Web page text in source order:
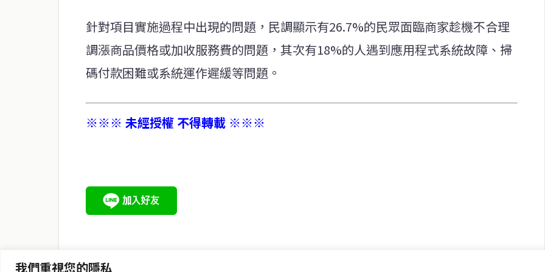
我們重視您的隱私
針對項目實施過程中出現的問題，民調顯示有26.7%的民眾面臨商家趁機不合理
調漲商品價格或加收服務費的問題，其次有18%的人遇到應用程式系統故障、掃
碼付款困難或系統運作遲緩等問題。
※※※ 未經授權 不得轉載 ※※※
泰國當地政治、經濟、華人社群與社會時事，為在泰華人讀者提供即
時、客觀、多元的中文新聞內容。